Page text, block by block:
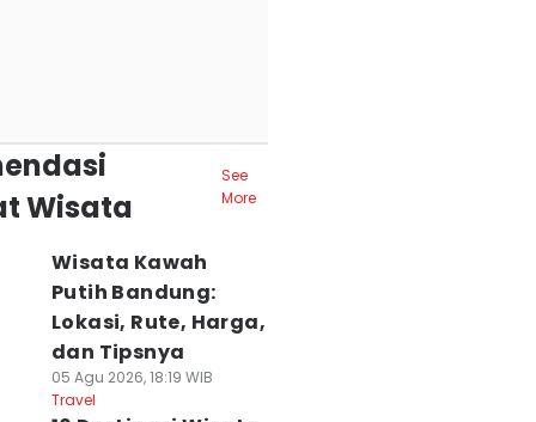
Wisata
See
More
Wisata Kawah
Putih Bandung:
Lokasi, Rute, Harga,
dan Tipsnya
05 Agu 2026, 18:19 WIB
Travel